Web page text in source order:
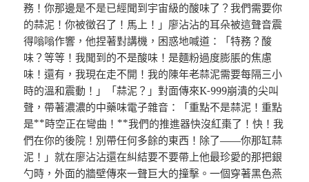
務！你那邊是不是已經聞到宇宙級的酸味了？我們需要你
的蒜泥！你被徵召了！馬上！」廖沾沾的耳朵被這聲音震
得嗡嗡作響，他捏著對講機，困惑地喊道：「特務？酸
味？等等！我聞到的不是酸味！是麵粉過度膨脹的焦慮
味！還有，我現在走不開！我的陳年老蒜泥需要每隔三小
時的溫和震動！」「蒜泥？」對面傳來K-999崩潰的尖叫
聲，帶著濃濃的中藥味電子雜音：「重點不是蒜泥！重點
是**時空正在彎曲！**我們的推進器快沒紅棗了！快！我
們在你的後院！別帶任何多餘的東西！除了——你那缸蒜
泥！」就在廖沾沾還在糾結要不要帶上他最珍愛的那把銀
勺時，外面的牆壁傳來一聲巨大的撞擊。一個穿著黑色燕